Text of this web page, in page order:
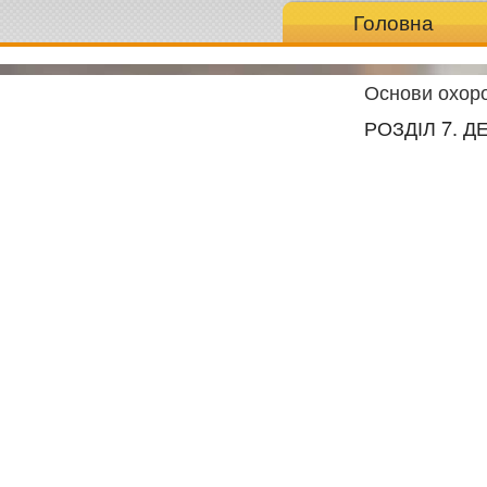
Головна
Основи
РОЗДІЛ 7.